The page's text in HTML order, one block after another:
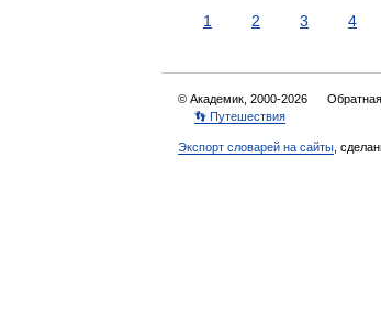
1 2 3 4
© Академик, 2000-2026
👣 Путешествия
Экспорт словарей на сайты ,